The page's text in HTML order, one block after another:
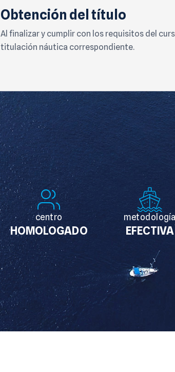
Obtención del título
Al finalizar y cumplir con los requisitos del
titulación náutica correspondiente.
centro
HOMOLOGADO
metodología
EFECTIVA